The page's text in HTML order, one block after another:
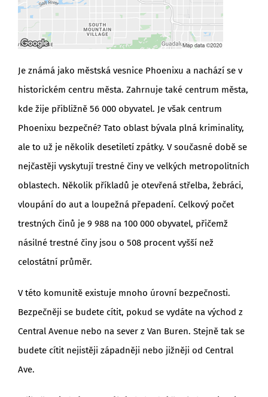
Je známá jako městská vesnice Phoenixu a nachází se v
historickém centru města. Zahrnuje také centrum města,
kde žije přibližně 56 000 obyvatel. Je však centrum
Phoenixu bezpečné? Tato oblast bývala plná kriminality,
ale to už je několik desetiletí zpátky. V současné době se
nejčastěji vyskytují trestné činy ve velkých metropolitních
oblastech. Několik příkladů je otevřená střelba, žebráci,
vloupání do aut a loupežná přepadení. Celkový počet
trestných činů je 9 988 na 100 000 obyvatel, přičemž
násilné trestné činy jsou o 508 procent vyšší než
celostátní průměr.
V této komunitě existuje mnoho úrovní bezpečnosti.
Bezpečněji se budete cítit, pokud se vydáte na východ z
Central Avenue nebo na sever z Van Buren. Stejně tak se
budete cítit nejistěji západněji nebo jižněji od Central
Ave.